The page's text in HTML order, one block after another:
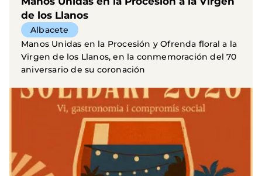
de los Llanos
Albacete
Manos Unidas en la Procesión y Ofrenda floral a la
Virgen de los Llanos, en la conmemoración del 70
aniversario de su coronación